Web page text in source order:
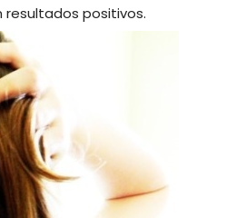
resultados positivos.